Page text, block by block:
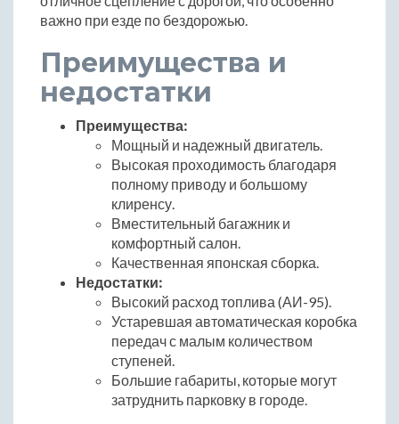
важно при езде по бездорожью.
Преимущества и
недостатки
Преимущества:
Мощный и надежный двигатель.
Высокая проходимость благодаря
полному приводу и большому
клиренсу.
Вместительный багажник и
комфортный салон.
Качественная японская сборка.
Недостатки:
Высокий расход топлива (АИ-95).
Устаревшая автоматическая коробка
передач с малым количеством
ступеней.
Большие габариты, которые могут
затруднить парковку в городе.